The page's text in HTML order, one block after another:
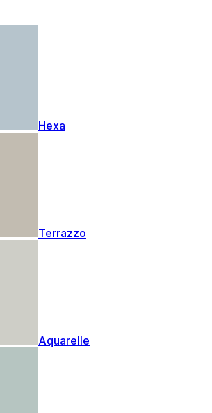
Hexa
Terrazzo
Aquarelle